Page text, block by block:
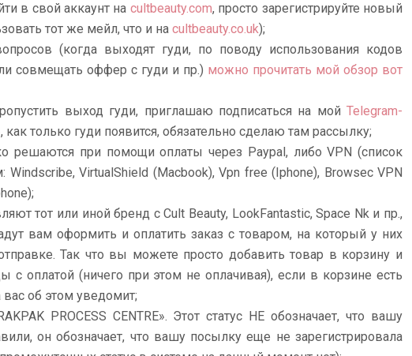
в свой аккаунт на cultbeauty.com, просто зарегистрируйте новый
тот же мейл, что и на cultbeauty.co.uk);
(когда выходят гуди, по поводу использования кодов
совмещать оффер с гуди и пр.) можно прочитать мой обзор вот
выход гуди, приглашаю подписаться на мой Telegram-
, как только гуди появится, обязательно сделаю там рассылку;
решаются при помощи оплаты через Paypal, либо VPN (список
Windscribe, VirtualShield (Macbook), Vpn free (Iphone), Browsec VPN
тот или иной бренд с Cult Beauty, LookFantastic, Space Nk и пр.,
вам оформить и оплатить заказ с товаром, на который у них
Так что вы можете просто добавить товар в корзину и
с оплатой (ничего при этом не оплачивая), если в корзине есть
об этом уведомит;
PROCESS CENTRE». Этот статус НЕ обозначает, что вашу
он обозначает, что вашу посылку еще не зарегистрировала